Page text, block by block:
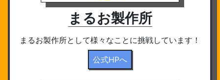
まるお製作所
まるお製作所として様々なことに挑戦しています！
公式HPへ